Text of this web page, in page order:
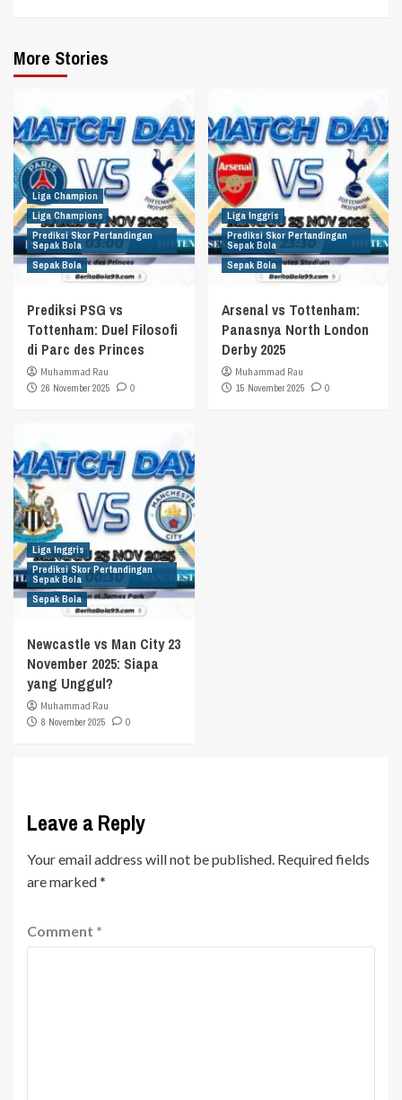
More Stories
Liga Champion
Liga Champions
Prediksi Skor Pertandingan
Sepak Bola
Sepak Bola
Prediksi PSG vs
Tottenham: Duel Filosofi
di Parc des Princes
Muhammad Rau
26 November 2025
0
Liga Inggris
Prediksi Skor Pertandingan
Sepak Bola
Sepak Bola
Arsenal vs Tottenham:
Panasnya North London
Derby 2025
Muhammad Rau
15 November 2025
0
Liga Inggris
Prediksi Skor Pertandingan
Sepak Bola
Sepak Bola
Newcastle vs Man City 23
November 2025: Siapa
yang Unggul?
Muhammad Rau
8 November 2025
0
Leave a Reply
Your email address will not be published. Required fields
are marked*
Comment *